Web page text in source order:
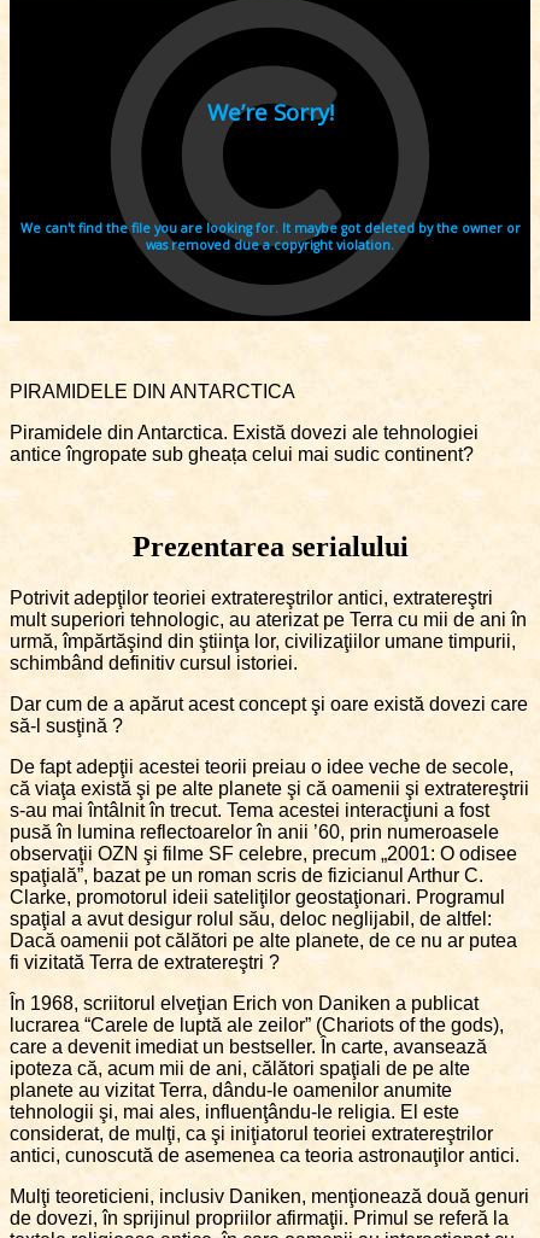
PIRAMIDELE DIN ANTARCTICA
Piramidele din Antarctica. Există dovezi ale tehnologiei
antice îngropate sub gheața celui mai sudic continent?
Prezentarea serialului
Potrivit adepţilor teoriei extratereştrilor antici, extratereştri
mult superiori tehnologic, au aterizat pe Terra cu mii de ani în
urmă, împărtăşind din ştiinţa lor, civilizaţiilor umane timpurii,
schimbând definitiv cursul istoriei.
Dar cum de a apărut acest concept şi oare există dovezi care
să-l susţină ?
De fapt adepţii acestei teorii preiau o idee veche de secole,
că viaţa există şi pe alte planete şi că oamenii şi extratereştrii
s-au mai întâlnit în trecut. Tema acestei interacţiuni a fost
pusă în lumina reflectoarelor în anii ’60, prin numeroasele
observaţii OZN şi filme SF celebre, precum „2001: O odisee
spaţială”, bazat pe un roman scris de fizicianul Arthur C.
Clarke, promotorul ideii sateliţilor geostaţionari. Programul
spaţial a avut desigur rolul său, deloc neglijabil, de altfel:
Dacă oamenii pot călători pe alte planete, de ce nu ar putea
fi vizitată Terra de extratereştri ?
În 1968, scriitorul elveţian Erich von Daniken a publicat
lucrarea “Carele de luptă ale zeilor” (Chariots of the gods),
care a devenit imediat un bestseller. În carte, avansează
ipoteza că, acum mii de ani, călători spaţiali de pe alte
planete au vizitat Terra, dându-le oamenilor anumite
tehnologii şi, mai ales, influenţându-le religia. El este
considerat, de mulţi, ca şi iniţiatorul teoriei extratereştrilor
antici, cunoscută de asemenea ca teoria astronauţilor antici.
Mulţi teoreticieni, inclusiv Daniken, menţionează două genuri
de dovezi, în sprijinul propriilor afirmaţii. Primul se referă la